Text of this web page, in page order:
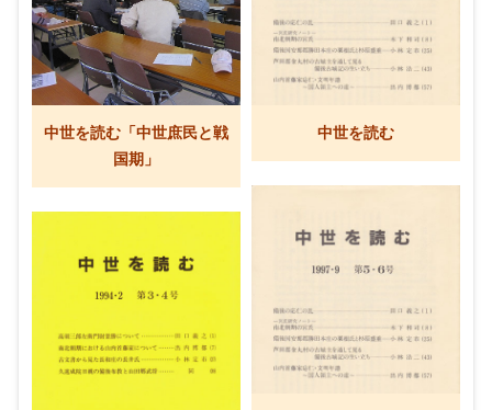
中世を読む「中世庶民と戦
国期」
中世を読む